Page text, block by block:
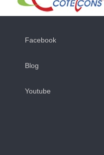
Facebook
Blog
Youtube